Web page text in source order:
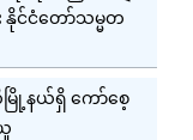
နိုင်ငံတော်သမ္မတ
ြို့နယ်ရှိ ကော်စေ့